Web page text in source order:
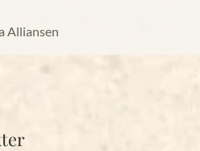
Alliansen